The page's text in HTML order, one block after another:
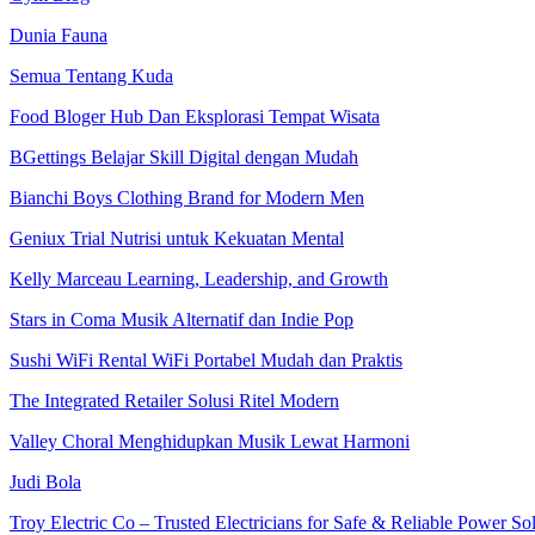
Dunia Fauna
Semua Tentang Kuda
Food Bloger Hub Dan Eksplorasi Tempat Wisata
BGettings Belajar Skill Digital dengan Mudah
Bianchi Boys Clothing Brand for Modern Men
Geniux Trial Nutrisi untuk Kekuatan Mental
Kelly Marceau Learning, Leadership, and Growth
Stars in Coma Musik Alternatif dan Indie Pop
Sushi WiFi Rental WiFi Portabel Mudah dan Praktis
The Integrated Retailer Solusi Ritel Modern
Valley Choral Menghidupkan Musik Lewat Harmoni
Judi Bola
Troy Electric Co – Trusted Electricians for Safe & Reliable Power